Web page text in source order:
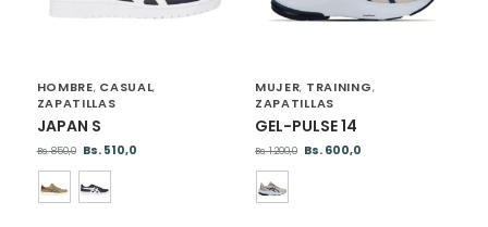
HOMBRE, CASUAL,
ZAPATILLAS
JAPAN S
Bs.850,0 Bs. 510,0
MUJER, TRAINING,
ZAPATILLAS
GEL-PULSE 14
Bs.1.200,0 Bs. 600,0